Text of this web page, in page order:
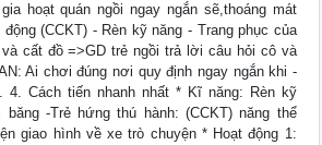
hoạt quán ngồi ngay ngắn sẽ,thoáng mát
(CCKT) - Rèn kỹ năng - Trang phục của
cất đồ =>GD trẻ ngồi trả lời câu hỏi cô và
Ai chơi đúng nơi quy định ngay ngắn khi -
4. Cách tiến nhanh nhất * Kĩ năng: Rèn kỹ
-Trẻ hứng thú hành: (CCKT) năng thể
giao hình về xe trò chuyện * Hoạt động 1: